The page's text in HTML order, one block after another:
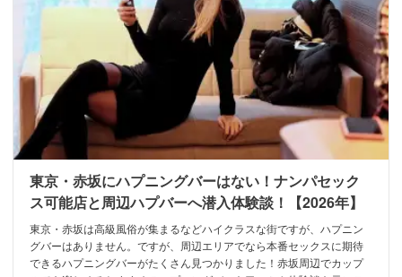
東京・赤坂にハプニングバーはない！ナンパセック
ス可能店と周辺ハプバーへ潜入体験談！【2026年】
東京・赤坂は高級風俗が集まるなどハイクラスな街ですが、ハプニン
グバーはありません。ですが、周辺エリアでなら本番セックスに期待
できるハプニングバーがたくさん見つかりました！赤坂周辺でカップ